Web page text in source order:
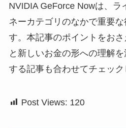
NVIDIA GeForce Nowは、ラ
ネーカテゴリのなかで重要
す。本記事のポイントをお
と新しいお金の形への理解
する記事も合わせてチェック
Post Views: 120